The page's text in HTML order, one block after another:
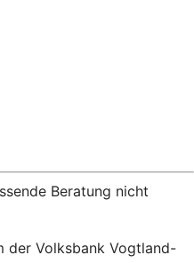
Beratung nicht
der Volksbank Vogtland-